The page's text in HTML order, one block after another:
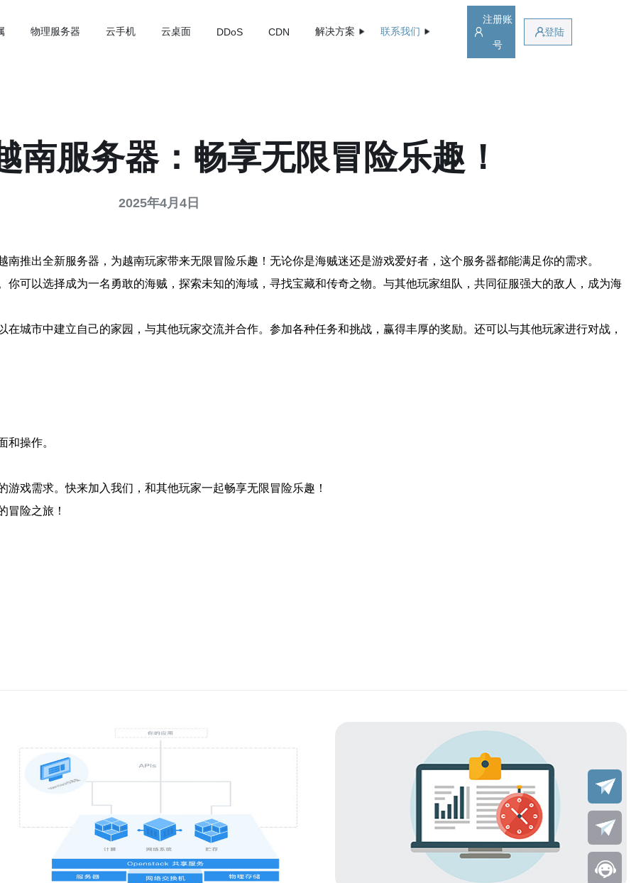
物理服务器 云手机 云桌面 DDoS CDN 解决方案 联系我们
注册账
号
登陆
南服务器：畅享无限冒险乐趣！
2025年4月4日
推出全新服务器，为越南玩家带来无限冒险乐趣！无论你是海贼迷还是游戏爱好者，这个服务器都能满足你的需求。
可以选择成为一名勇敢的海贼，探索未知的海域，寻找宝藏和传奇之物。与其他玩家组队，共同征服强大的敌人，成为海
城市中建立自己的家园，与其他玩家交流并合作。参加各种任务和挑战，赢得丰厚的奖励。还可以与其他玩家进行对战，
和操作。
戏需求。快来加入我们，和其他玩家一起畅享无限冒险乐趣！
冒险之旅！